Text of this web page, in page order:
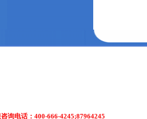
询电话：400-666-4245;87964245